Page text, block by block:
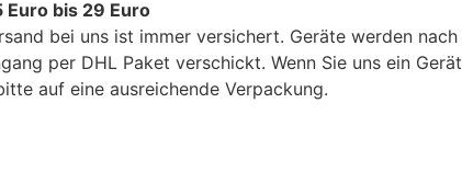
Euro bis 29 Euro
bei uns ist immer versichert. Geräte werden
per DHL Paket verschickt. Wenn Sie uns ein
auf eine ausreichende Verpackung.